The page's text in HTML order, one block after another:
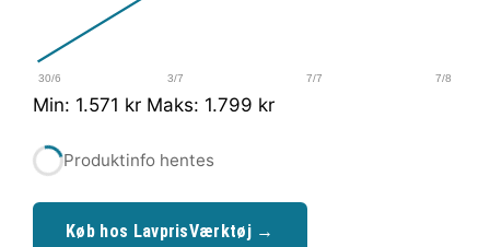
30/6 3/7 7/7 7/8
Min: 1.571 kr Maks: 1.799 kr
Produktinfo hentes
Køb hos LavprisVærktøj →